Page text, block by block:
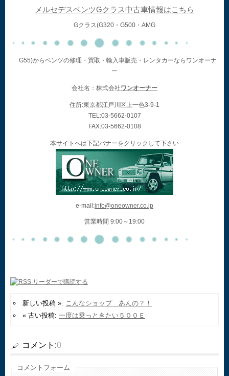
メルセデスベンツGクラス中古車情報はこちら
Gクラス(G320・G500・AMG
G55)からベンツの修理・買取・輸入車販売・レンタカーならワンオーナ
ー
会社名：株式会社ワンオーナー
住所:東京都江戸川区上一色3-9-1
TEL:03-5662-0107
FAX:03-5662-0108
本サイトへは下記バナーをクリックして下さい
e-mail:info@oneowner.co.jp
営業時間 9:00～19:00
新しい投稿 »: こんなショップ あんの？！
« 古い投稿: 一度は乗っときたい５００Ｅ
コメント:0
コメントフォーム